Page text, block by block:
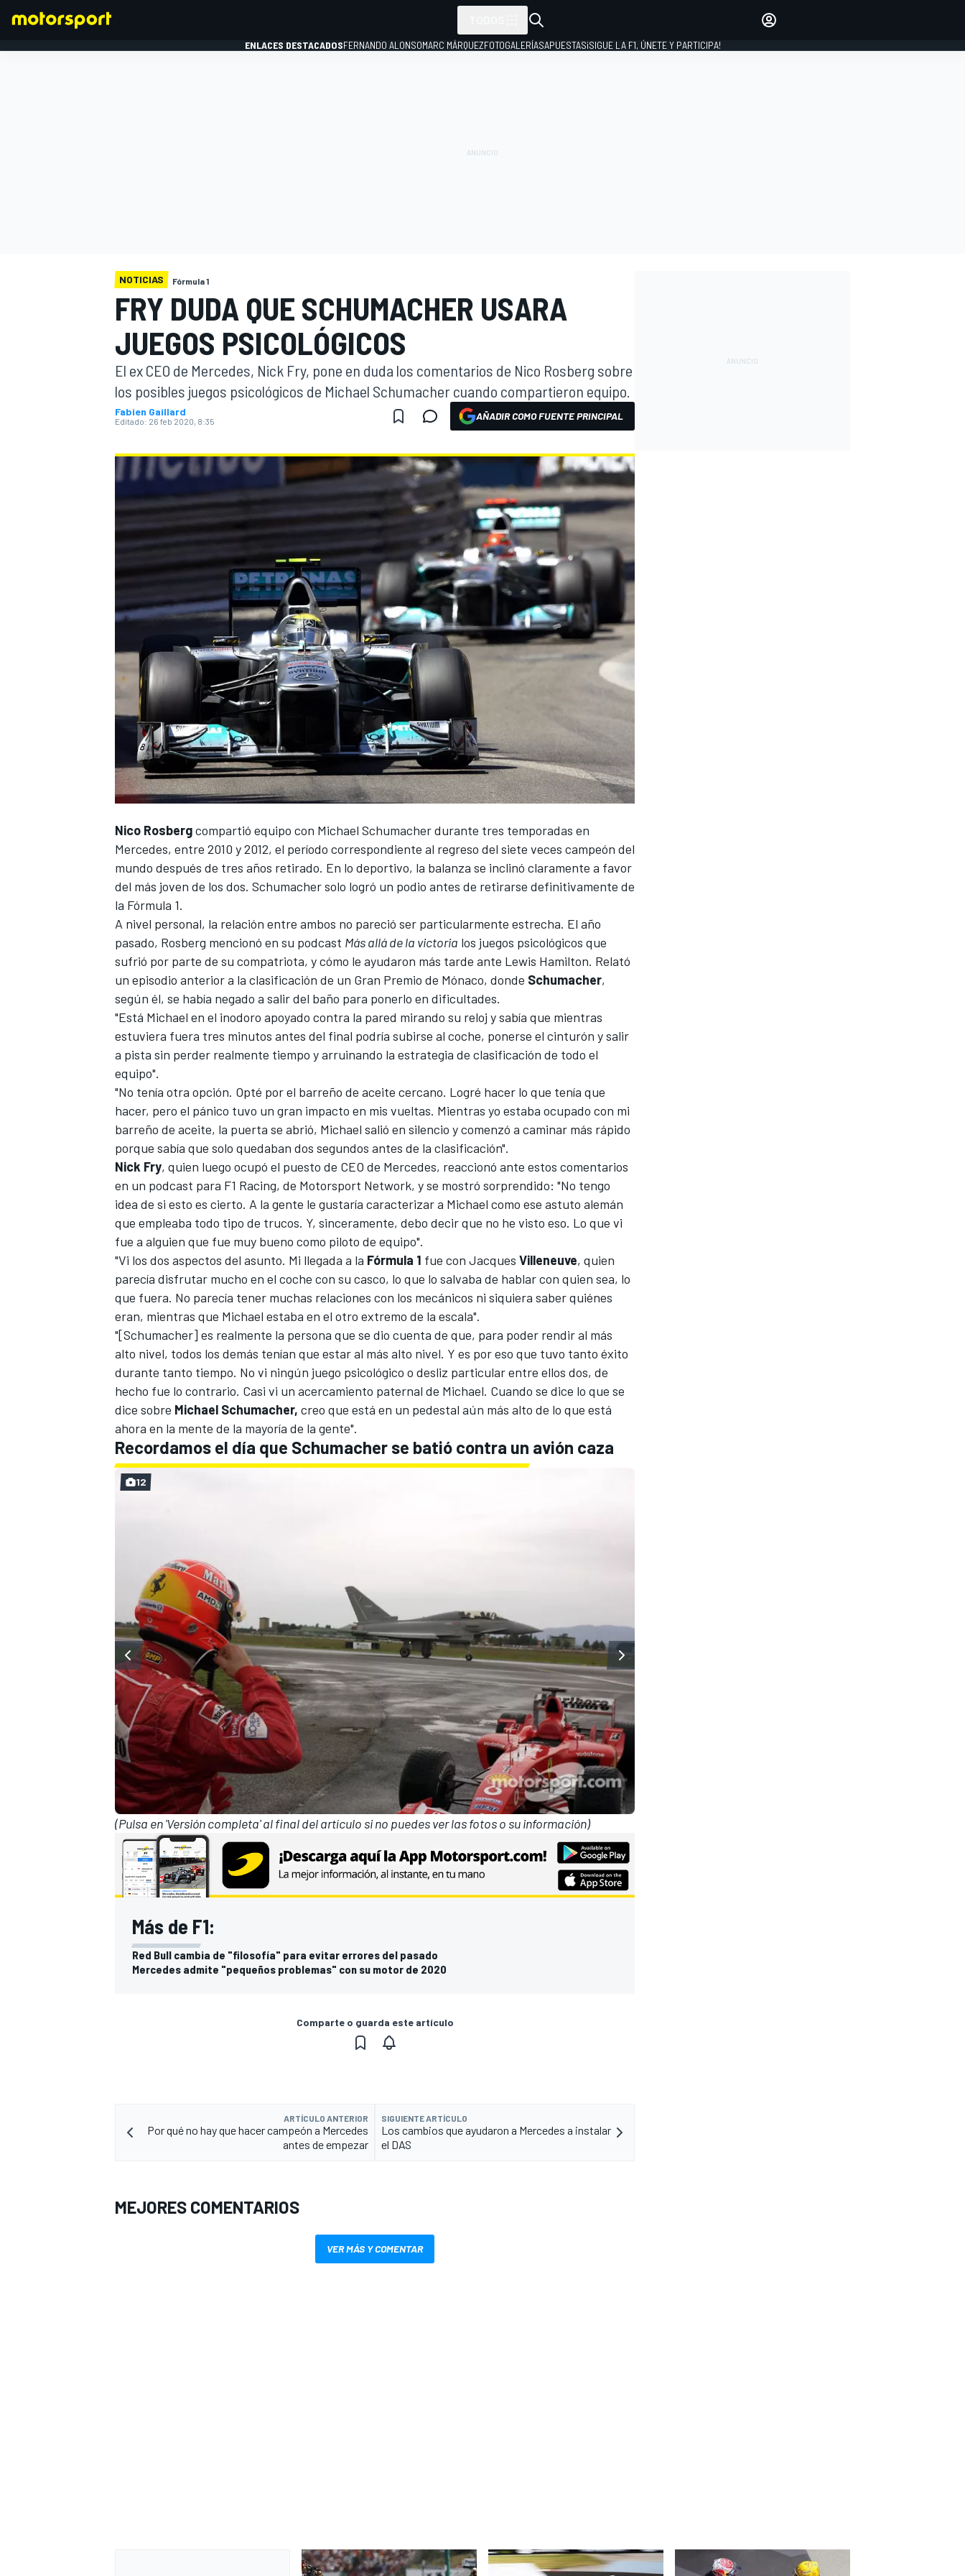
WEC FÓRMULA E
MÁS CATEGORÍAS
ENLACES DESTACADOSFERNANDO ALONSOMARC MÁRQUEZFOTOGALERÍASAPUESTAS¡SIGUE LA F1, ÚNETE Y PARTICIPA!
NOTICIAS Fórmula 1
FRY DUDA QUE SCHUMACHER USARA
JUEGOS PSICOLÓGICOS
El ex CEO de Mercedes, Nick Fry, pone en duda los comentarios de Nico Rosberg sobre
los posibles juegos psicológicos de Michael Schumacher cuando compartieron equipo.
Fabien Gaillard
Editado: 26 feb 2020, 8:35 AÑADIR COMO FUENTE PRINCIPAL
Nico Rosbergcompartió equipo con Michael Schumacherdurante tres temporadas en
Mercedes, entre 2010 y 2012, el período correspondiente al regreso del siete veces campeón del
mundo después de tres años retirado. En lo deportivo, la balanza se inclinó claramente a favor
del más joven de los dos. Schumacher solo logró un podio antes de retirarse definitivamente de
la Fórmula 1.
A nivel personal, la relación entre ambos no pareció ser particularmente estrecha. El año
pasado, Rosberg mencionó en su podcast Más allá de la victoria los juegos psicológicos que
sufrió por parte de su compatriota, y cómo le ayudaron más tarde ante Lewis Hamilton. Relató
un episodio anterior a la clasificación de un Gran Premio de Mónaco, donde Schumacher,
según él, se había negado a salir del baño para ponerlo en dificultades.
"Está Michael en el inodoro apoyado contra la pared mirando su reloj y sabía que mientras
estuviera fuera tres minutos antes del final podría subirse al coche, ponerse el cinturón y salir
a pista sin perder realmente tiempo y arruinando la estrategia de clasificación de todo el
equipo".
"No tenía otra opción. Opté por el barreño de aceite cercano. Logré hacer lo que tenía que
hacer, pero el pánico tuvo un gran impacto en mis vueltas. Mientras yo estaba ocupado con mi
barreño de aceite, la puerta se abrió, Michael salió en silencio y comenzó a caminar más rápido
porque sabía que solo quedaban dos segundos antes de la clasificación".
Nick Fry, quien luego ocupó el puesto de CEO de Mercedes, reaccionó ante estos comentarios
en un podcast para F1 Racing, de Motorsport Network, y se mostró sorprendido: "No tengo
idea de si esto es cierto. A la gente le gustaría caracterizar a Michael como ese astuto alemán
que empleaba todo tipo de trucos. Y, sinceramente, debo decir que no he visto eso. Lo que vi
fue a alguien que fue muy bueno como piloto de equipo".
"Vi los dos aspectos del asunto. Mi llegada a la Fórmula 1 fue con Jacques Villeneuve, quien
parecía disfrutar mucho en el coche con su casco, lo que lo salvaba de hablar con quien sea, lo
que fuera. No parecía tener muchas relaciones con los mecánicos ni siquiera saber quiénes
eran, mientras que Michael estaba en el otro extremo de la escala".
"[Schumacher] es realmente la persona que se dio cuenta de que, para poder rendir al más
alto nivel, todos los demás tenían que estar al más alto nivel. Y es por eso que tuvo tanto éxito
durante tanto tiempo. No vi ningún juego psicológico o desliz particular entre ellos dos, de
hecho fue lo contrario. Casi vi un acercamiento paternal de Michael. Cuando se dice lo que se
dice sobre Michael Schumacher, creo que está en un pedestal aún más alto de lo que está
ahora en la mente de la mayoría de la gente".
Recordamos el día que Schumacher se batió contra un avión caza
12
(Pulsa en 'Versión completa' al final del artículo si no puedes ver las fotos o su información)
Más de F1:
Red Bull cambia de "filosofía" para evitar errores del pasado
Mercedes admite "pequeños problemas" con su motor de 2020
Comparte o guarda este artículo
ARTÍCULO ANTERIOR
Por qué no hay que hacer campeón a Mercedes
antes de empezar
SIGUIENTE ARTÍCULO
Los cambios que ayudaron a Mercedes a instalar
el DAS
MEJORES COMENTARIOS
VER MÁS Y COMENTAR